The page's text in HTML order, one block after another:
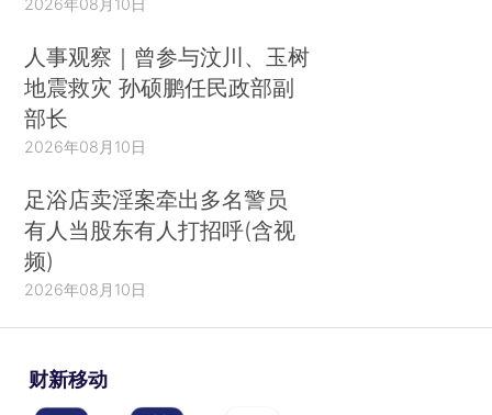
2026年08月10日
人事观察｜曾参与汶川、玉树
地震救灾 孙硕鹏任民政部副
部长
2026年08月10日
足浴店卖淫案牵出多名警员
有人当股东有人打招呼(含视
频)
2026年08月10日
财新移动